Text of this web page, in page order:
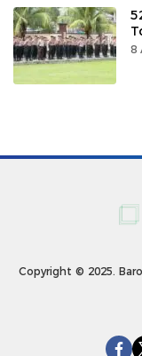
8
Copyright © 2025.